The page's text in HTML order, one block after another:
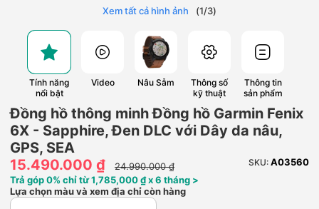
Xem tất cả hình ảnh (1/3)
Tính năng
nổi bật
Video Nâu Sẫm
Thông số
kỹ thuật
Thông tin
sản phẩm
Đồng hồ thông minh Đồng hồ Garmin Fenix
6X - Sapphire, Đen DLC với Dây da nâu,
GPS, SEA
15.490.000 ₫
24.990.000 ₫ SKU: A03560
Trả góp 0% chỉ từ 1,785,000 ₫ x 6 tháng >
Lựa chọn màu và xem địa chỉ còn hàng